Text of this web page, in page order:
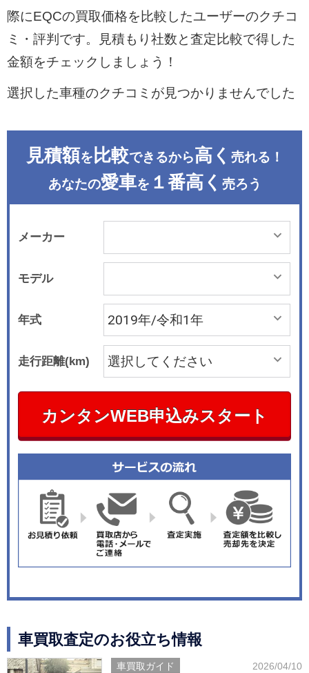
際にEQCの買取価格を比較したユーザーのクチコ
ミ・評判です。見積もり社数と査定比較で得した
金額をチェックしましょう！
選択した車種のクチコミが見つかりませんでした
見積額を 比較できるから高く 売れる！
あなたの愛車を １番高く 売ろう
メーカー
モデル
年式
走行距離(km)
カンタンWEB申込みスタート
車買取査定のお役立ち情報
車買取ガイド 2026/04/10